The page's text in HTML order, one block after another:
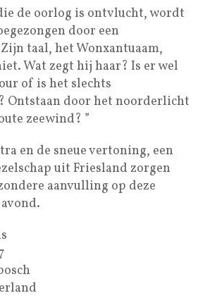
de oorlog is ontvlucht, wordt
door een
taal, het Wonxantuaam,
Wat zegt hij haar? Is er wel
of is het slechts
Ontstaan door het noorderlicht
zeewind? ”
en de sneue vertoning, een
uit Friesland zorgen
aanvulling op deze